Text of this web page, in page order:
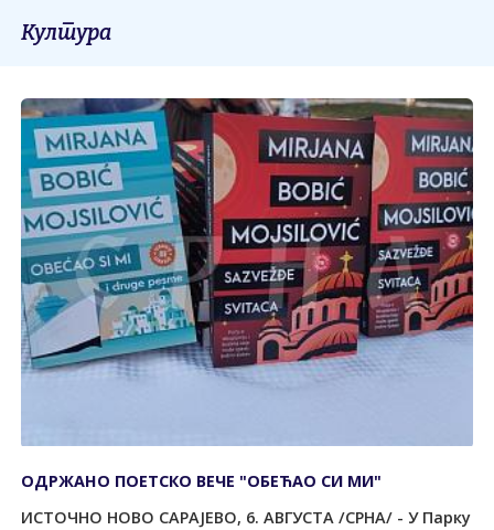
Култура
ОДРЖАНО ПОЕТСКО ВЕЧЕ "ОБЕЋАО СИ МИ"
ИСТОЧНО НОВО САРАЈЕВО, 6. АВГУСТА /СРНА/ - У Парку